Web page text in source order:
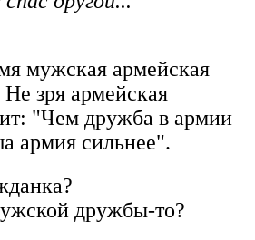
мужская армейская
зря армейская
"Чем дружба в армии
армия сильнее".
дружбы-то?